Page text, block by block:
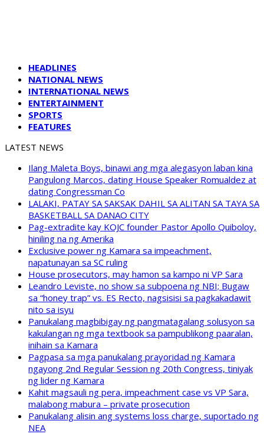
HEADLINES
NATIONAL NEWS
INTERNATIONAL NEWS
ENTERTAINMENT
SPORTS
FEATURES
LATEST NEWS
Ilang Maleta Boys, binawi ang mga alegasyon laban kina
Pangulong Marcos, dating House Speaker Romualdez at
dating Congressman Co
LALAKI, PATAY SA SAKSAK DAHIL SA ALITAN SA TAYA SA
BASKETBALL SA DANAO CITY
Pag-extradite kay KOJC founder Pastor Apollo Quiboloy,
hiniling na ng Amerika
Exclusive power ng Kamara sa impeachment,
napatunayan sa SC ruling
House prosecutors, may hamon sa kampo ni VP Sara
Leandro Leviste, no show sa subpoena ng NBI; Bugaw
sa “honey trap” vs. ES Recto, nagsisisi sa pagkakadawit
nito sa isyu
Panukalang magbibigay ng pangmatagalang solusyon sa
kakulangan ng mga textbook sa pampublikong paaralan,
inihain sa Kamara
Pagpasa sa mga panukalang prayoridad ng Kamara
ngayong 2nd Regular Session ng 20th Congress, tiniyak
ng lider ng Kamara
Kahit magsauli ng pera, impeachment case vs VP Sara,
malabong mabura – private prosecution
Panukalang alisin ang systems loss charge, suportado ng
NEA